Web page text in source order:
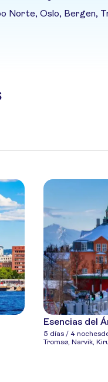
Norte, Oslo, Bergen,
Esencias del
5 días / 4 noches
Tromsø, Narvik,